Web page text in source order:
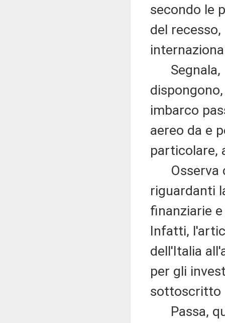
secondo le
del
Segnala,
imbarco
aereo da e
particolare,
Osserva
riguardanti
finanziarie
Infatti,
dell'Italia
per gli
sottoscritto
Passa,